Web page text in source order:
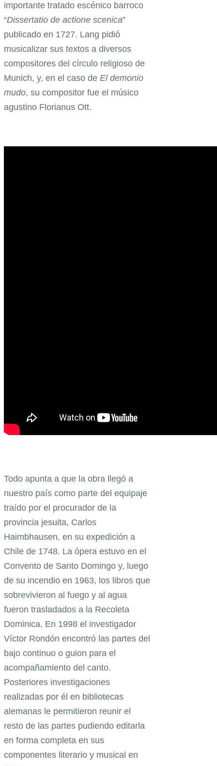
importante tratado escénico barroco
“Dissertatio de actione scenica”
publicado en 1727. Lang pidió
musicalizar sus textos a diversos
compositores del círculo religioso de
Munich, y, en el caso de El demonio
mudo, su compositor fue el músico
agustino Florianus Ott.
Todo apunta a que la obra llegó a
nuestro país como parte del equipaje
traído por el procurador de la
provincia jesuita, Carlos
Haimbhausen, en su expedición a
Chile de 1748. La ópera estuvo en el
Convento de Santo Domingo y, luego
de su incendio en 1963, los libros que
sobrevivieron al fuego y al agua
fueron trasladados a la Recoleta
Dominica. En 1998 el investigador
Víctor Rondón encontró las partes del
bajo continuo o guion para el
acompañamiento del canto.
Posteriores investigaciones
realizadas por él en bibliotecas
alemanas le permitieron reunir el
resto de las partes pudiendo editarla
en forma completa en sus
componentes literario y musical en